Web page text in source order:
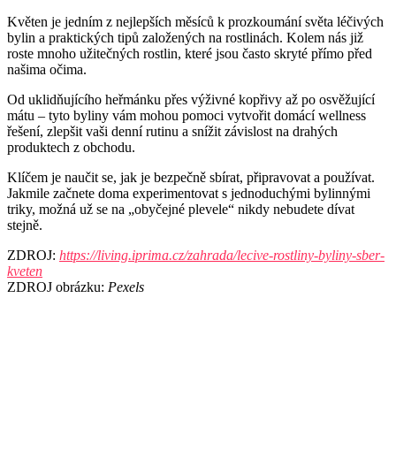
Květen je jedním z nejlepších měsíců k prozkoumání světa léčivých
bylin a praktických tipů založených na rostlinách. Kolem nás již
roste mnoho užitečných rostlin, které jsou často skryté přímo před
našima očima.
Od uklidňujícího heřmánku přes výživné kopřivy až po osvěžující
mátu – tyto byliny vám mohou pomoci vytvořit domácí wellness
řešení, zlepšit vaši denní rutinu a snížit závislost na drahých
produktech z obchodu.
Klíčem je naučit se, jak je bezpečně sbírat, připravovat a používat.
Jakmile začnete doma experimentovat s jednoduchými bylinnými
triky, možná už se na „obyčejné plevele“ nikdy nebudete dívat
stejně.
ZDROJ: https://living.iprima.cz/zahrada/lecive-rostliny-byliny-sber-
kveten
ZDROJ obrázku: Pexels